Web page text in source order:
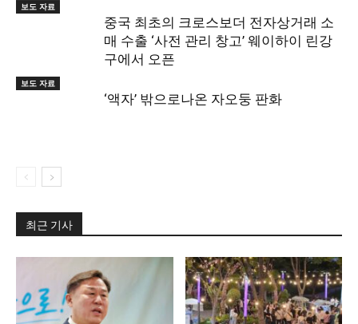
보도 자료
중국 최초의 크로스보더 전자상거래 소
매 수출 ‘사전 관리 창고’ 웨이하이 린강
구에서 오픈
보도 자료
‘액자’ 밖으로나온 자오둥 판화
최근 기사